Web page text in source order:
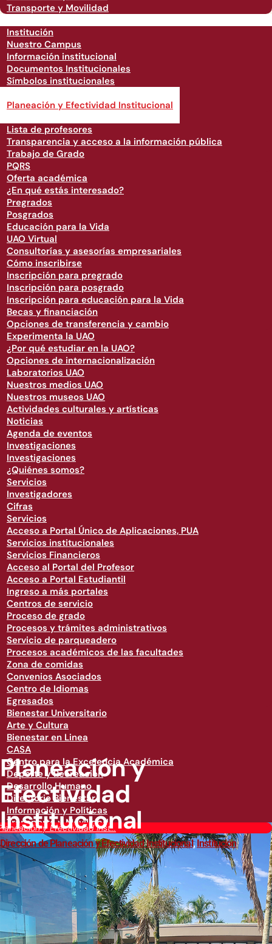
Transporte y Movilidad
Institución
Nuestro Campus
Información institucional
Documentos Institucionales
Símbolos institucionales
Planeación y Efectividad Institucional
Lista de profesores
Transparencia y acceso a la información pública
Trabajo de Grado
PQRS
Oferta académica
¿En qué estás interesado?
Pregrados
Posgrados
Educación para la Vida
UAO Virtual
Consultorías y asesorías empresariales
Cómo inscribirse
Inscripción para pregrado
Inscripción para posgrado
Inscripción para educación para la Vida
Becas y financiación
Opciones de transferencia y cambio
Experimenta la UAO
¿Por qué estudiar en la UAO?
Opciones de internacionalización
Laboratorios UAO
Nuestros medios UAO
Nuestros museos UAO
Actividades culturales y artísticas
Noticias
Agenda de eventos
Investigaciones
Investigaciones
¿Quiénes somos?
Servicios
Investigadores
Cifras
Servicios
Acceso a Portal Único de Aplicaciones, PUA
Servicios institucionales
Servicios Financieros
Acceso al Portal del Profesor
Acceso a Portal Estudiantil
Ingreso a más portales
Centros de servicio
Proceso de grado
Procesos y trámites administrativos
Servicio de parqueadero
Procesos académicos de las facultades
Zona de comidas
Convenios Asociados
Centro de Idiomas
Egresados
Bienestar Universitario
Arte y Cultura
Bienestar en Linea
CASA
Centro para la Excelencia Académica
Deporte y Recreación
Desarrollo Humano
Directorio Bienestar
Información y Políticas
Transporte y Movilidad
y Efectividad Inst...
Planeación y
Efectividad
Institucional
Dirección de Planeación y Efectividad Institucional,Institución